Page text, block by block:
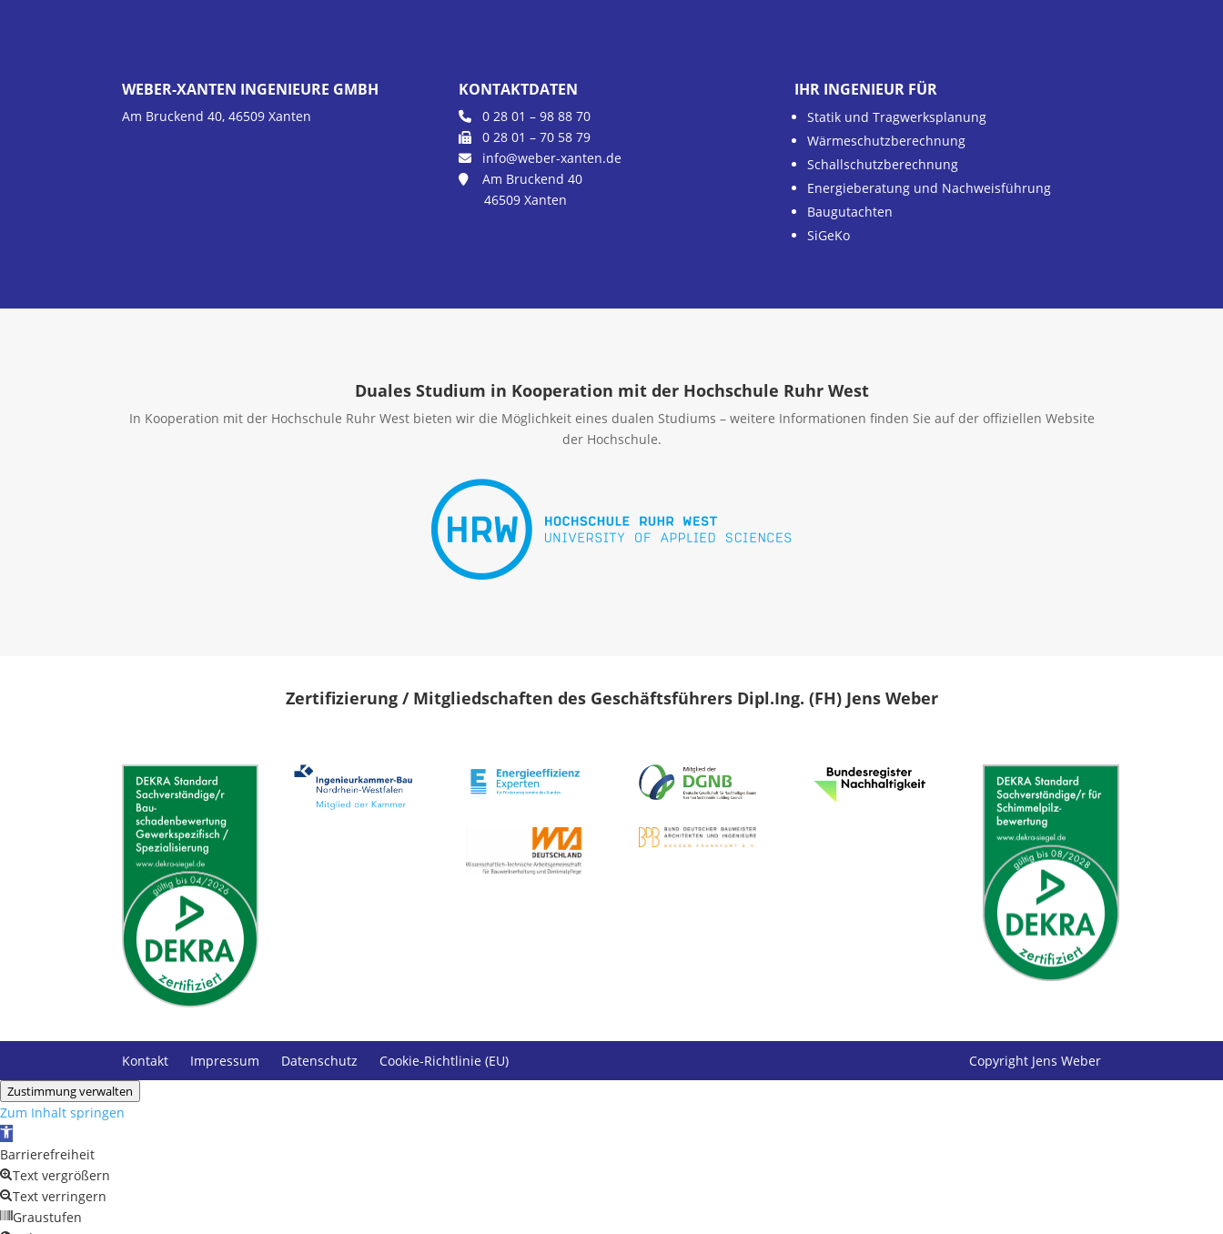
WEBER-XANTEN INGENIEURE GMBH
Am Bruckend 40, 46509 Xanten
KONTAKTDATEN
0 28 01 – 98 88 70
0 28 01 – 70 58 79
info@weber-xanten.de
Am Bruckend 40
46509 Xanten
IHR INGENIEUR FÜR
Statik und Tragwerksplanung
Wärmeschutzberechnung
Schallschutzberechnung
Energieberatung und Nachweisführung
Baugutachten
SiGeKo
Duales Studium in Kooperation mit der Hochschule Ruhr West
In Kooperation mit der Hochschule Ruhr West bieten wir die Möglichkeit eines dualen Studiums – weitere Informationen finden Sie auf der offiziellen Website
der Hochschule.
Zertifizierung / Mitgliedschaften des Geschäftsführers Dipl.Ing. (FH) Jens Weber
Kontakt Impressum Datenschutz Cookie-Richtlinie (EU) Copyright Jens Weber
Zustimmung verwalten
Zum Inhalt springen
Werkzeugleiste öffnen
Barrierefreiheit
Text vergrößern
Text verringern
Graustufen